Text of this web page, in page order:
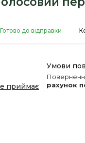
Готово до відправки
приймає
рахунок